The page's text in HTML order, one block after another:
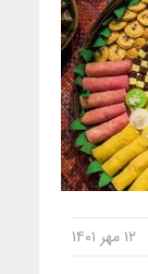
۱۲ مهر ۱۴۰۱